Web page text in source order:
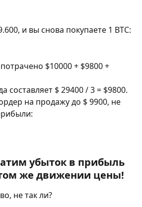
и вы снова покупаете 1 BTC:
$10000 + $9800 +
составляет $ 29400 / 3 = $9800.
на продажу до $ 9900, не
убыток в прибыль
же движении цены!
не так ли?